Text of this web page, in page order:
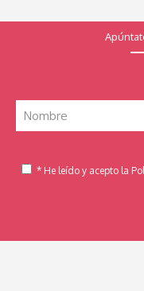
* He leído y acepto la